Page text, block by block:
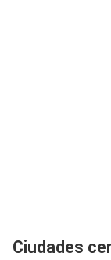
Ciudades